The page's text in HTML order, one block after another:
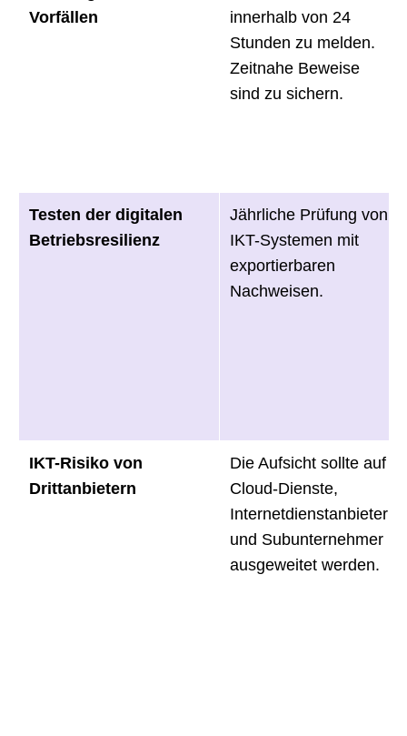
Vorfällen
innerhalb von 24
Stunden zu melden.
Zeitnahe Beweise
sind zu sichern.
Testen der digitalen
Betriebsresilienz
Jährliche Prüfung von
IKT-Systemen mit
exportierbaren
Nachweisen.
IKT-Risiko von
Drittanbietern
Die Aufsicht sollte auf
Cloud-Dienste,
Internetdienstanbieter
und Subunternehmer
ausgeweitet werden.